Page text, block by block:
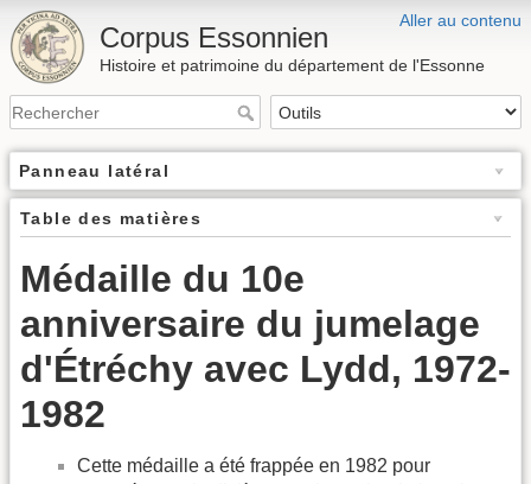
Aller au contenu
Corpus Essonnien
Histoire et patrimoine du département de l'Essonne
Panneau latéral
Table des matières
Médaille du 10e
anniversaire du jumelage
d'Étréchy avec Lydd, 1972-
1982
Cette médaille a été frappée en 1982 pour